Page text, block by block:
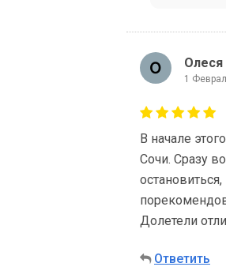
Олеся
1
В начале
Сочи. Сразу
Долетели
Ответить